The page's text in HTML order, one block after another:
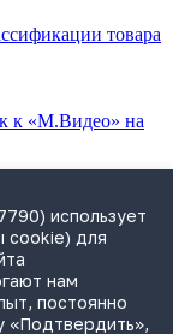
товара
к «М.Видео» на
«дочки»
использует
cookie) для
нам
постоянно
«Подтвердить»,